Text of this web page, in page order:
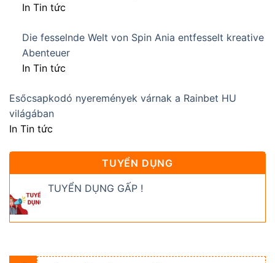
In Tin tức
Die fesselnde Welt von Spin Ania entfesselt kreative
Abenteuer
In Tin tức
Esőcsapkodó nyeremények várnak a Rainbet HU
világában
In Tin tức
TUYỂN DỤNG
TUYỂN DỤNG GẤP !